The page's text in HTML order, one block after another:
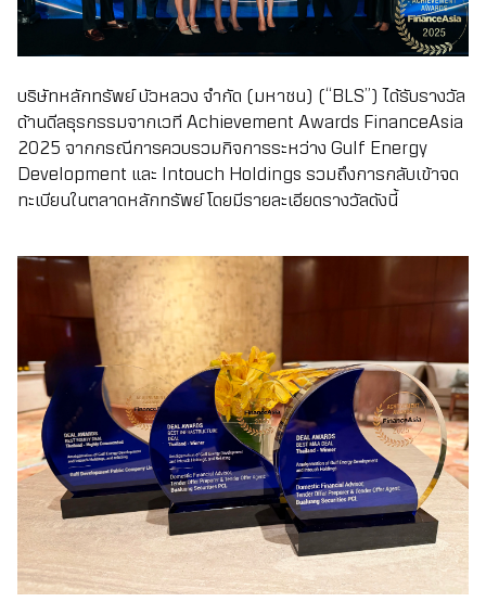
บริษัทหลักทรัพย์ บัวหลวง จำกัด (มหาชน) (“BLS”) ได้รับรางวัล
ด้านดีลธุรกรรมจากเวที Achievement Awards FinanceAsia
2025 จากกรณีการควบรวมกิจการระหว่าง Gulf Energy
Development และ Intouch Holdings รวมถึงการกลับเข้าจด
ทะเบียนในตลาดหลักทรัพย์ โดยมีรายละเอียดรางวัลดังนี้